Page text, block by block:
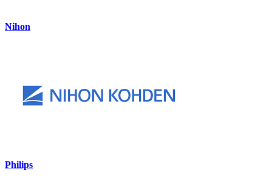
Nihon
Philips